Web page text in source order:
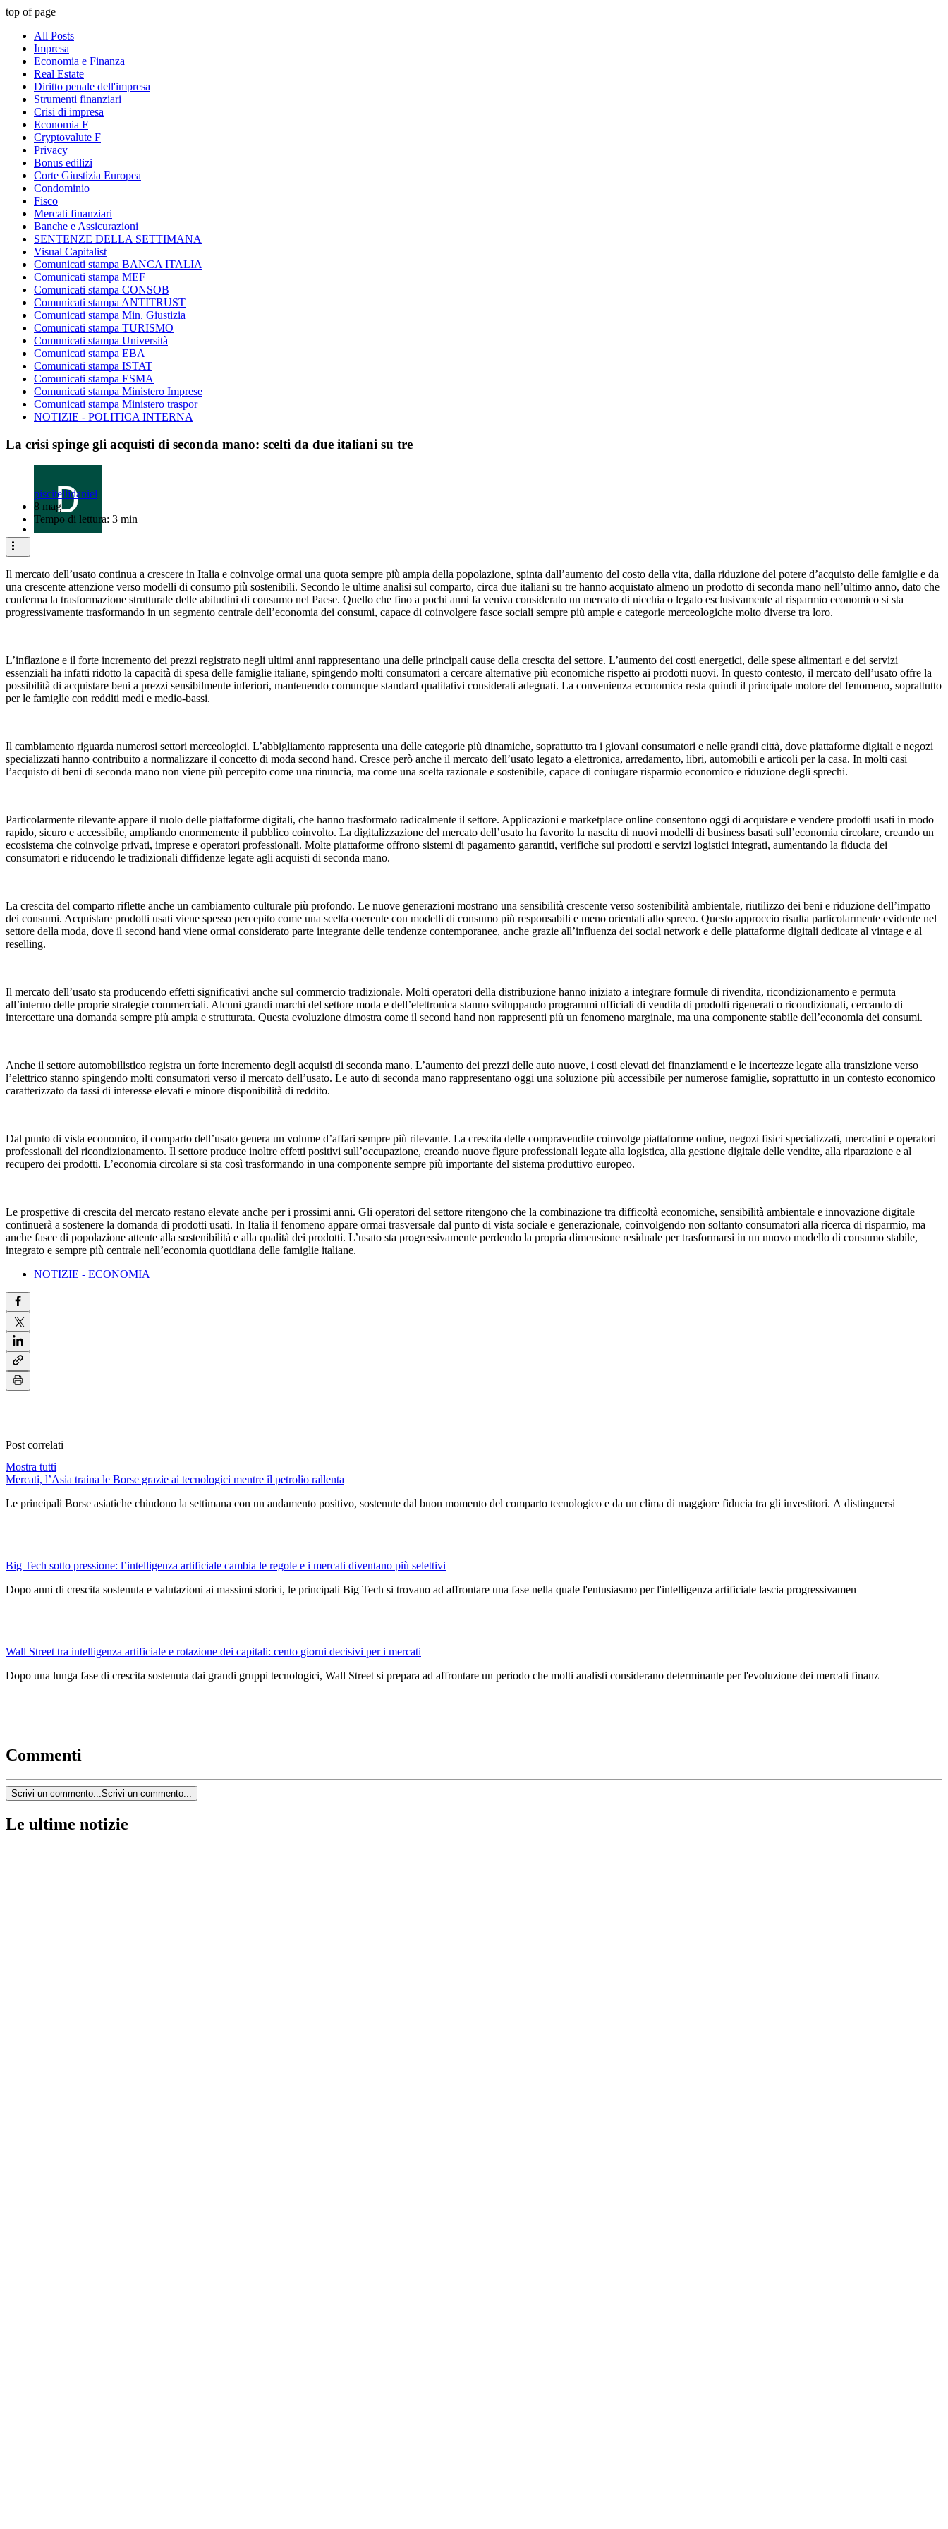
top of page
All Posts
Impresa
Economia e Finanza
Real Estate
Diritto penale dell'impresa
Strumenti finanziari
Crisi di impresa
Economia F
Cryptovalute F
Privacy
Bonus edilizi
Corte Giustizia Europea
Condominio
Fisco
Mercati finanziari
Banche e Assicurazioni
SENTENZE DELLA SETTIMANA
Visual Capitalist
Comunicati stampa BANCA ITALIA
Comunicati stampa MEF
Comunicati stampa CONSOB
Comunicati stampa ANTITRUST
Comunicati stampa Min. Giustizia
Comunicati stampa TURISMO
Comunicati stampa Università
Comunicati stampa EBA
Comunicati stampa ISTAT
Comunicati stampa ESMA
Comunicati stampa Ministero Imprese
Comunicati stampa Ministero traspor
NOTIZIE - POLITICA INTERNA
La crisi spinge gli acquisti di seconda mano: scelti da due italiani su tre
piscitellidaniel
8 mag
Tempo di lettura: 3 min
Il mercato dell’usato continua a crescere in Italia e coinvolge ormai una quota sempre più ampia della popolazione, spinta dall’aumento del costo della vita, dalla riduzione del potere d’acquisto delle famiglie e da
una crescente attenzione verso modelli di consumo più sostenibili. Secondo le ultime analisi sul comparto, circa due italiani su tre hanno acquistato almeno un prodotto di seconda mano nell’ultimo anno, dato che
conferma la trasformazione strutturale delle abitudini di consumo nel Paese. Quello che fino a pochi anni fa veniva considerato un mercato di nicchia o legato esclusivamente al risparmio economico si sta
progressivamente trasformando in un segmento centrale dell’economia dei consumi, capace di coinvolgere fasce sociali sempre più ampie e categorie merceologiche molto diverse tra loro.
L’inflazione e il forte incremento dei prezzi registrato negli ultimi anni rappresentano una delle principali cause della crescita del settore. L’aumento dei costi energetici, delle spese alimentari e dei servizi
essenziali ha infatti ridotto la capacità di spesa delle famiglie italiane, spingendo molti consumatori a cercare alternative più economiche rispetto ai prodotti nuovi. In questo contesto, il mercato dell’usato offre la
possibilità di acquistare beni a prezzi sensibilmente inferiori, mantenendo comunque standard qualitativi considerati adeguati. La convenienza economica resta quindi il principale motore del fenomeno, soprattutto
per le famiglie con redditi medi e medio-bassi.
Il cambiamento riguarda numerosi settori merceologici. L’abbigliamento rappresenta una delle categorie più dinamiche, soprattutto tra i giovani consumatori e nelle grandi città, dove piattaforme digitali e negozi
specializzati hanno contribuito a normalizzare il concetto di moda second hand. Cresce però anche il mercato dell’usato legato a elettronica, arredamento, libri, automobili e articoli per la casa. In molti casi
l’acquisto di beni di seconda mano non viene più percepito come una rinuncia, ma come una scelta razionale e sostenibile, capace di coniugare risparmio economico e riduzione degli sprechi.
Particolarmente rilevante appare il ruolo delle piattaforme digitali, che hanno trasformato radicalmente il settore. Applicazioni e marketplace online consentono oggi di acquistare e vendere prodotti usati in modo
rapido, sicuro e accessibile, ampliando enormemente il pubblico coinvolto. La digitalizzazione del mercato dell’usato ha favorito la nascita di nuovi modelli di business basati sull’economia circolare, creando un
ecosistema che coinvolge privati, imprese e operatori professionali. Molte piattaforme offrono sistemi di pagamento garantiti, verifiche sui prodotti e servizi logistici integrati, aumentando la fiducia dei
consumatori e riducendo le tradizionali diffidenze legate agli acquisti di seconda mano.
La crescita del comparto riflette anche un cambiamento culturale più profondo. Le nuove generazioni mostrano una sensibilità crescente verso sostenibilità ambientale, riutilizzo dei beni e riduzione dell’impatto
dei consumi. Acquistare prodotti usati viene spesso percepito come una scelta coerente con modelli di consumo più responsabili e meno orientati allo spreco. Questo approccio risulta particolarmente evidente nel
settore della moda, dove il second hand viene ormai considerato parte integrante delle tendenze contemporanee, anche grazie all’influenza dei social network e delle piattaforme digitali dedicate al vintage e al
reselling.
Il mercato dell’usato sta producendo effetti significativi anche sul commercio tradizionale. Molti operatori della distribuzione hanno iniziato a integrare formule di rivendita, ricondizionamento e permuta
all’interno delle proprie strategie commerciali. Alcuni grandi marchi del settore moda e dell’elettronica stanno sviluppando programmi ufficiali di vendita di prodotti rigenerati o ricondizionati, cercando di
intercettare una domanda sempre più ampia e strutturata. Questa evoluzione dimostra come il second hand non rappresenti più un fenomeno marginale, ma una componente stabile dell’economia dei consumi.
Anche il settore automobilistico registra un forte incremento degli acquisti di seconda mano. L’aumento dei prezzi delle auto nuove, i costi elevati dei finanziamenti e le incertezze legate alla transizione verso
l’elettrico stanno spingendo molti consumatori verso il mercato dell’usato. Le auto di seconda mano rappresentano oggi una soluzione più accessibile per numerose famiglie, soprattutto in un contesto economico
caratterizzato da tassi di interesse elevati e minore disponibilità di reddito.
Dal punto di vista economico, il comparto dell’usato genera un volume d’affari sempre più rilevante. La crescita delle compravendite coinvolge piattaforme online, negozi fisici specializzati, mercatini e operatori
professionali del ricondizionamento. Il settore produce inoltre effetti positivi sull’occupazione, creando nuove figure professionali legate alla logistica, alla gestione digitale delle vendite, alla riparazione e al
recupero dei prodotti. L’economia circolare si sta così trasformando in una componente sempre più importante del sistema produttivo europeo.
Le prospettive di crescita del mercato restano elevate anche per i prossimi anni. Gli operatori del settore ritengono che la combinazione tra difficoltà economiche, sensibilità ambientale e innovazione digitale
continuerà a sostenere la domanda di prodotti usati. In Italia il fenomeno appare ormai trasversale dal punto di vista sociale e generazionale, coinvolgendo non soltanto consumatori alla ricerca di risparmio, ma
anche fasce di popolazione attente alla sostenibilità e alla qualità dei prodotti. L’usato sta progressivamente perdendo la propria dimensione residuale per trasformarsi in un nuovo modello di consumo stabile,
integrato e sempre più centrale nell’economia quotidiana delle famiglie italiane.
NOTIZIE - ECONOMIA
Post correlati
Mostra tutti
Mercati, l’Asia traina le Borse grazie ai tecnologici mentre il petrolio rallenta
Le principali Borse asiatiche chiudono la settimana con un andamento positivo, sostenute dal buon momento del comparto tecnologico e da un clima di maggiore fiducia tra gli investitori. A distinguersi
Big Tech sotto pressione: l’intelligenza artificiale cambia le regole e i mercati diventano più selettivi
Dopo anni di crescita sostenuta e valutazioni ai massimi storici, le principali Big Tech si trovano ad affrontare una fase nella quale l'entusiasmo per l'intelligenza artificiale lascia progressivamen
Wall Street tra intelligenza artificiale e rotazione dei capitali: cento giorni decisivi per i mercati
Dopo una lunga fase di crescita sostenuta dai grandi gruppi tecnologici, Wall Street si prepara ad affrontare un periodo che molti analisti considerano determinante per l'evoluzione dei mercati finanz
Commenti
Scrivi un commento... Scrivi un commento...
Le ultime notizie